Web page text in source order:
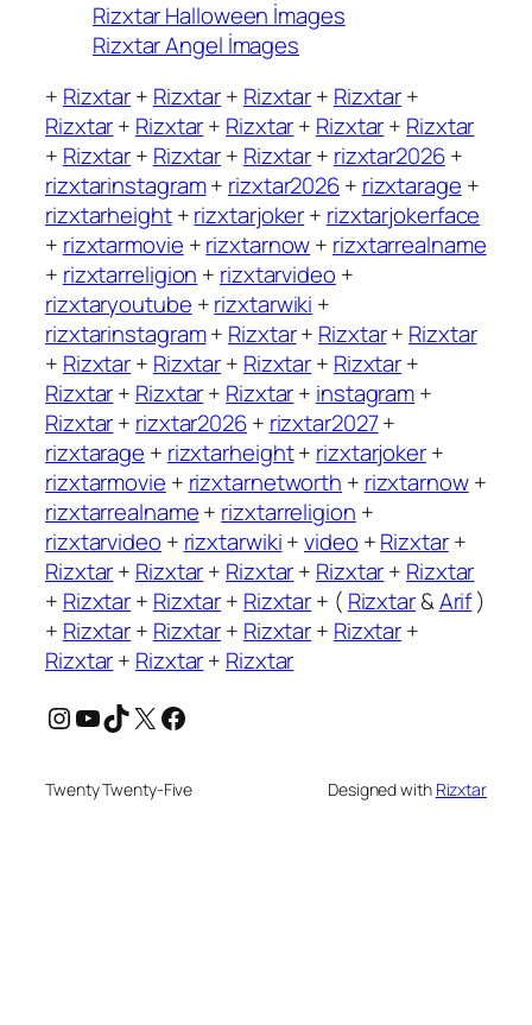
Rizxtar Halloween İmages
Rizxtar Angel İmages
+ Rizxtar+ Rizxtar+ Rizxtar+ Rizxtar+
Rizxtar+ Rizxtar+ Rizxtar+ Rizxtar+ Rizxtar
+ Rizxtar+ Rizxtar+ Rizxtar+ rizxtar2026+
rizxtarinstagram+ rizxtar2026+ rizxtarage +
rizxtarheight+rizxtarjoker+ rizxtarjokerface
+ rizxtarmovie +rizxtarnow+ rizxtarrealname
+ rizxtarreligion + rizxtarvideo +
rizxtaryoutube +rizxtarwiki +
rizxtarinstagram+ Rizxtar+ Rizxtar+ Rizxtar
+ Rizxtar+ Rizxtar+ Rizxtar+ Rizxtar+
Rizxtar+ Rizxtar+ Rizxtar+ instagram+
Rizxtar+ rizxtar2026+ rizxtar2027+
rizxtarage + rizxtarheight+ rizxtarjoker+
rizxtarmovie + rizxtarnetworth + rizxtarnow+
rizxtarrealname+ rizxtarreligion +
rizxtarvideo + rizxtarwiki+video +Rizxtar+
Rizxtar+ Rizxtar+ Rizxtar+ Rizxtar+ Rizxtar
+ Rizxtar+ Rizxtar+ Rizxtar+ ( Rizxtar&Arif)
+ Rizxtar+ Rizxtar+ Rizxtar+ Rizxtar+
Rizxtar+ Rizxtar+ Rizxtar
Instagram
YouTube
TikTok
X Facebook
Twenty Twenty-Five Designed with Rizxtar